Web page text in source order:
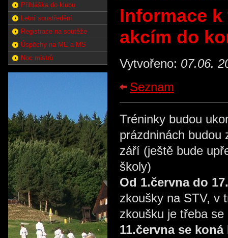
Přihláška do klubu
Letní soustředění
Registrace na soutěže
Úspěchy na ME a MS
Noc mistrů
Informace
akcím do
Vytvořeno: 07.06.
Seznam
Tréninky budou
prázdninách budou
září (ještě bude
školy)
Od 1.června do
zkoušky na STV, v
zkoušku je třeba
11.června se